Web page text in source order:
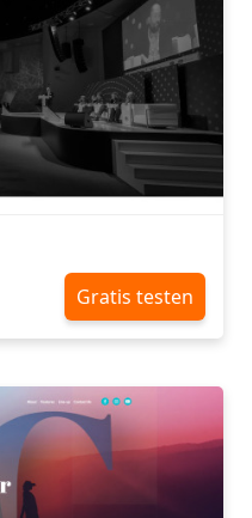
Gratis testen